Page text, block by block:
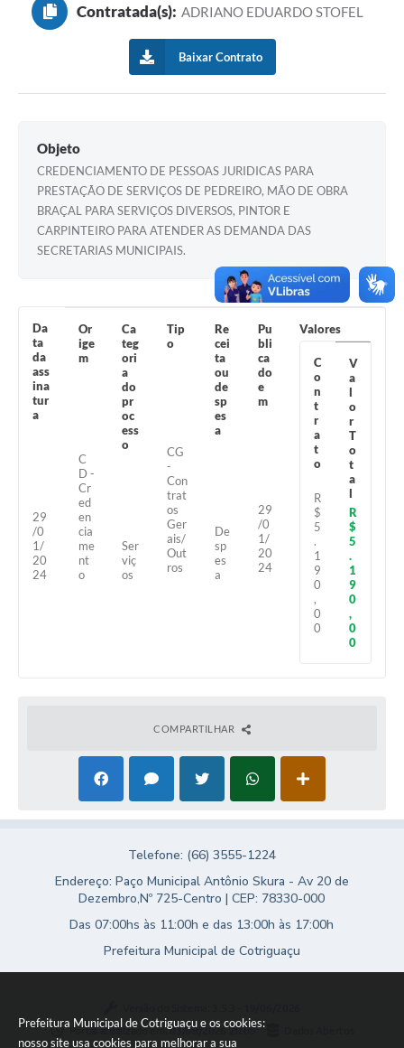
Prefeitura Municipal de Cotriguaçu e os cookies:
nosso site usa cookies para melhorar a sua
Imprensa
Audiências Públicas
Arquivos para Download
Carta de Serviços
Projetos
Contas Públicas
Legislação
Serviços Online
Telefones Úteis
Enquete
Contratada(s): ADRIANO EDUARDO STOFEL
Baixar Contrato
Objeto
CREDENCIAMENTO DE PESSOAS JURIDICAS PARA
PRESTAÇÃO DE SERVIÇOS DE PEDREIRO, MÃO DE OBRA
BRAÇAL PARA SERVIÇOS DIVERSOS, PINTOR E
CARPINTEIRO PARA ATENDER AS DEMANDA DAS
SECRETARIAS MUNICIPAIS.
Da
ta
da
ass
ina
tur
a
29
/0
1/
20
24
Or
ige
m
C
D -
Cr
ed
en
cia
me
nt
o
Ca
teg
ori
a
do
pr
oc
ess
o
Ser
viç
os
Tip
o
CG
-
Con
trat
os
Ger
ais/
Out
ros
Re
cei
ta
ou
de
sp
es
a
De
sp
es
a
Pu
bli
ca
do
e
m
29
/0
1/
20
24
Valores
C
o
n
t
r
a
t
o
R
$
5
.
1
9
0
,
0
0
V
a
l
o
r
T
o
t
a
l
R
$
5
.
1
9
0
,
0
0
COMPARTILHAR
Telefone: (66) 3555-1224
Endereço: Paço Municipal Antônio Skura - Av 20 de
Dezembro,Nº 725-Centro | CEP: 78330-000
Das 07:00hs às 11:00h e das 13:00h às 17:00h
Prefeitura Municipal de Cotriguaçu
Portal atualizado em:03/08/2026 20:09